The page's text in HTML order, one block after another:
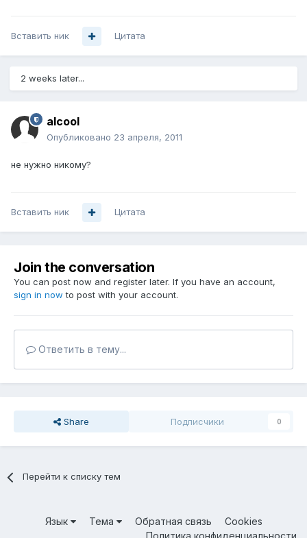
Вставить ник Цитата
2 weeks later...
alcool
Опубликовано 23 апреля, 2011
не нужно никому?
Вставить ник Цитата
Join the conversation
You can post now and register later. If you have an account,
sign in now to post with your account.
Ответить в тему...
Share Подписчики 0
Перейти к списку тем
Язык Тема Обратная связь
Cookies